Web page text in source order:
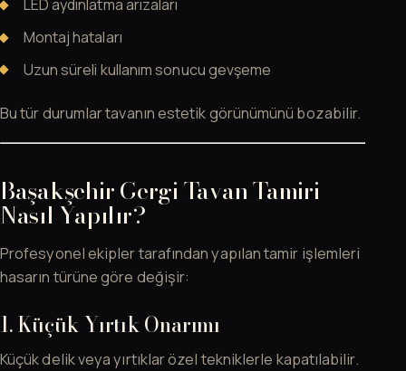
LED aydınlatma arızaları
Montaj hataları
Uzun süreli kullanım sonucu gevşeme
Bu tür durumlar tavanın estetik görünümünü bozabilir.
Başakşehir Gergi Tavan Tamiri
Nasıl Yapılır?
Profesyonel ekipler tarafından yapılan tamir işlemleri
hasarın türüne göre değişir:
1. Küçük Yırtık Onarımı
Küçük delik veya yırtıklar özel tekniklerle kapatılabilir.